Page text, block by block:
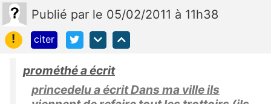
Publié par le 05/02/2011 à 11h38
!
citer
prométhé a écrit
princedelu a écrit Dans ma ville ils